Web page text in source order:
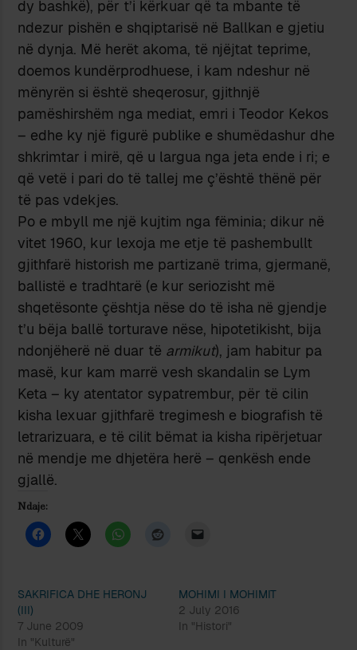
dy bashkë), për t’i kërkuar që ta mbante të
ndezur pishën e shqiptarisë në Ballkan e gjetiu
në dynja. Më herët akoma, të njëjtat teprime,
doemos kundërprodhuese, i kam ndeshur në
mënyrën si është sheqerosur, gjithnjë
pamëshirshëm nga mediat, emri i Teodor Kekos
– edhe ky një figurë publike e shumëdashur dhe
shkrimtar i mirë, që u largua nga jeta ende i ri; e
që vetë i pari do të tallej me ç’është thënë për
të pas vdekjes.
Po e mbyll me një kujtim nga fëminia; dikur në
vitet 1960, kur lexoja me etje të pashembullt
gjithfarë historish me partizanë trima, gjermanë,
ballistë e tradhtarë (e kur seriozisht më
shqetësonte çështja nëse do të isha në gjendje
t’u bëja ballë torturave nëse, hipotetikisht, bija
ndonjëherë në duar të armikut), jam habitur pa
masë, kur kam marrë vesh skandalin se Lym
Keta – ky atentator sypatrembur, për të cilin
kisha lexuar gjithfarë tregimesh e biografish të
letrarizuara, e të cilit bëmat ia kisha ripërjetuar
në mendje me dhjetëra herë – qenkësh ende
gjallë.
Ndaje:
SAKRIFICA DHE HERONJ
(III)
7 June 2009
In "Kulturë"
MOHIMI I MOHIMIT
2 July 2016
In "Histori"